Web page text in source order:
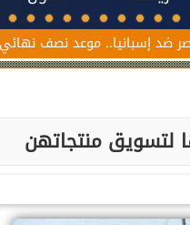
موعد نصف نهائي مونديال
لتسويق منتجاتهن